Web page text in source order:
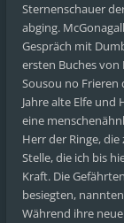
Sternenschauer
abging.
Gespräch mit
ersten Buches
Sousou no Frieren
Jahre alte Elfe und
eine
Herr der Ringe,
Stelle, die ich bis
Kraft. Die
besiegten,
Während ihre